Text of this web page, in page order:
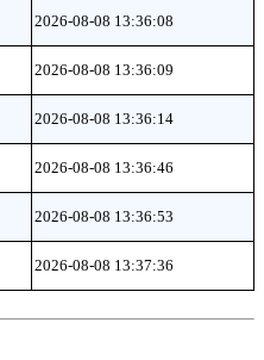
2026-08-08 13:36:08
2026-08-08 13:36:09
2026-08-08 13:36:14
2026-08-08 13:36:46
2026-08-08 13:36:53
2026-08-08 13:37:36